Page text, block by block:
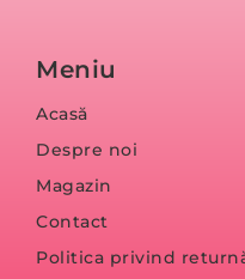
Meniu
Acasă
Despre noi
Magazin
Contact
Politica privind